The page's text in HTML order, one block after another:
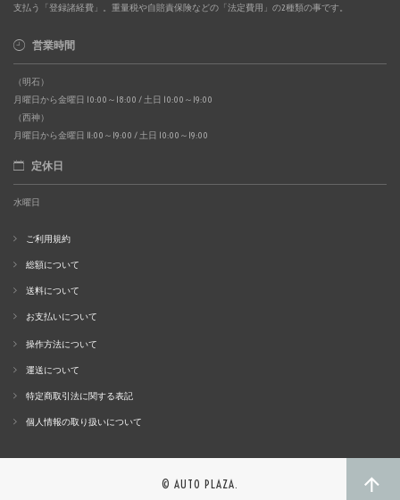
支払う「登録諸経費」。重量税や自賠責保険などの「法定費用」の2種類の事です。
営業時間
（明石）
月曜日から金曜日 10:00～18:00 / 土日 10:00～19:00
（西神）
月曜日から金曜日 11:00～19:00 / 土日 10:00～19:00
定休日
水曜日
ご利用規約
総額について
送料について
お支払いについて
操作方法について
運送について
特定商取引法に関する表記
個人情報の取り扱いについて
© AUTO PLAZA.